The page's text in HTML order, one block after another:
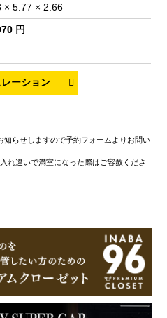
× 5.77 × 2.66
円
らせしますので予約フォームよりお問い
れ違いで満室になった際はご容赦くださ